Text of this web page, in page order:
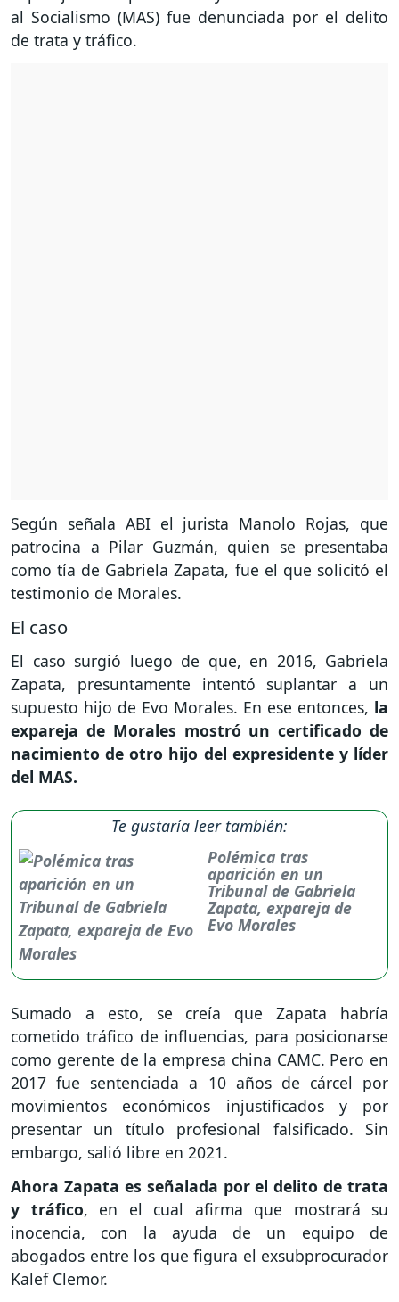
al Socialismo (MAS) fue denunciada por el delito
de trata y tráfico.
Según señala ABI el jurista Manolo Rojas, que
patrocina a Pilar Guzmán, quien se presentaba
como tía de Gabriela Zapata, fue el que solicitó el
testimonio de Morales.
El caso
El caso surgió luego de que, en 2016, Gabriela
Zapata, presuntamente intentó suplantar a un
supuesto hijo de Evo Morales. En ese entonces, la
expareja de Morales mostró un certificado de
nacimiento de otro hijo del expresidente y líder
del MAS.
Te gustaría leer también:
Polémica tras
aparición en un
Tribunal de Gabriela
Zapata, expareja de
Evo Morales
Sumado a esto, se creía que Zapata habría
cometido tráfico de influencias, para posicionarse
como gerente de la empresa china CAMC. Pero en
2017 fue sentenciada a 10 años de cárcel por
movimientos económicos injustificados y por
presentar un título profesional falsificado. Sin
embargo, salió libre en 2021.
Ahora Zapata es señalada por el delito de trata
y tráfico, en el cual afirma que mostrará su
inocencia, con la ayuda de un equipo de
abogados entre los que figura el exsubprocurador
Kalef Clemor.